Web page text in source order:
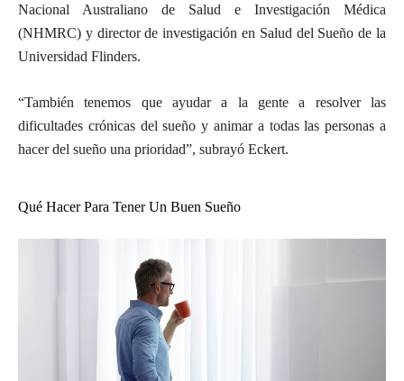
Nacional Australiano de Salud e Investigación Médica
(NHMRC) y director de investigación en Salud del Sueño de la
Universidad Flinders.
“También tenemos que ayudar a la gente a resolver las
dificultades crónicas del sueño y animar a todas las personas a
hacer del sueño una prioridad”, subrayó Eckert.
Qué Hacer Para Tener Un Buen Sueño